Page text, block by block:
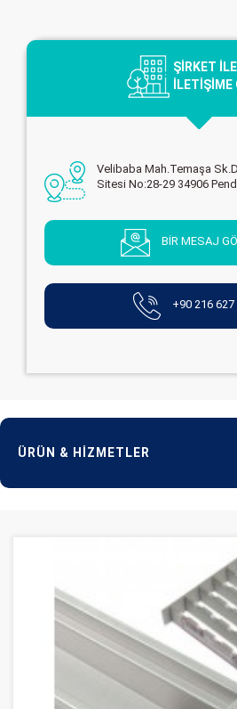
ŞİRKET İLE
İLETİŞİME
Velibaba Mah.Temaşa
Sitesi No:28-29 34906
BİR MESAJ
+90 216 627
ÜRÜN & HİZMETLER